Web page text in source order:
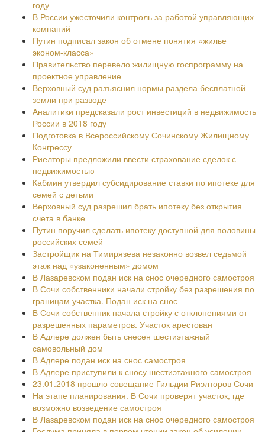
году
В России ужесточили контроль за работой управляющих
компаний
Путин подписал закон об отмене понятия «жилье
эконом-класса»
Правительство перевело жилищную госпрограмму на
проектное управление
Верховный суд разъяснил нормы раздела бесплатной
земли при разводе
Аналитики предсказали рост инвестиций в недвижимость
России в 2018 году
Подготовка в Всероссийскому Сочинскому Жилищному
Конгрессу
Риелторы предложили ввести страхование сделок с
недвижимостью
Кабмин утвердил субсидирование ставки по ипотеке для
семей с детьми
Верховный суд разрешил брать ипотеку без открытия
счета в банке
Путин поручил сделать ипотеку доступной для половины
российских семей
Застройщик на Тимирязева незаконно возвел седьмой
этаж над «узаконенным» домом
В Лазаревском подан иск на снос очередного самостроя
В Сочи собственники начали стройку без разрешения по
границам участка. Подан иск на снос
В Сочи собственник начала стройку с отклонениями от
разрешенных параметров. Участок арестован
В Адлере должен быть снесен шестиэтажный
самовольный дом
В Адлере подан иск на снос самостроя
В Адлере приступили к сносу шестиэтажного самостроя
23.01.2018 прошло совещание Гильдии Риэлторов Сочи
На этапе планирования. В Сочи проверят участок, где
возможно возведение самостроя
В Лазаревском подан иск на снос очередного самостроя